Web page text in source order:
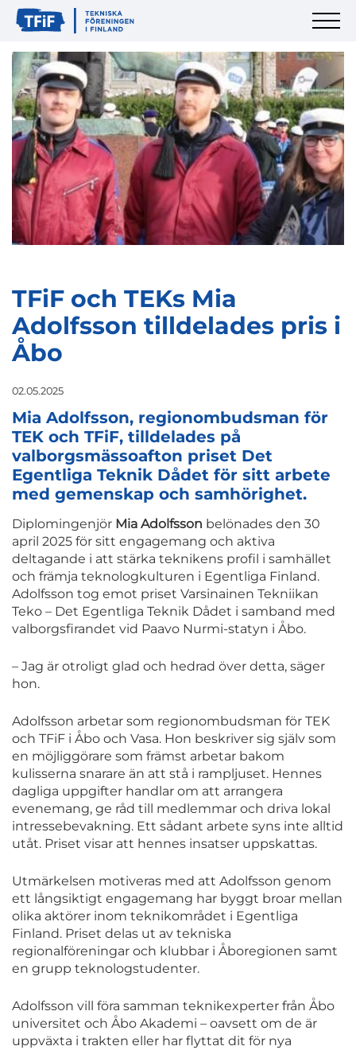
TFiF och TEKs Mia
Adolfsson tilldelades pris i
Åbo
02.05.2025
Mia Adolfsson, regionombudsman för
TEK och TFiF, tilldelades på
valborgsmässoafton priset Det
Egentliga Teknik Dådet för sitt arbete
med gemenskap och samhörighet.
Diplomingenjör Mia Adolfsson belönades den 30
april 2025 för sitt engagemang och aktiva
deltagande i att stärka teknikens profil i samhället
och främja teknologkulturen i Egentliga Finland.
Adolfsson tog emot priset Varsinainen Tekniikan
Teko – Det Egentliga Teknik Dådet i samband med
valborgsfirandet vid Paavo Nurmi-statyn i Åbo.
– Jag är otroligt glad och hedrad över detta, säger
hon.
Adolfsson arbetar som regionombudsman för TEK
och TFiF i Åbo och Vasa. Hon beskriver sig själv som
en möjliggörare som främst arbetar bakom
kulisserna snarare än att stå i rampljuset. Hennes
dagliga uppgifter handlar om att arrangera
evenemang, ge råd till medlemmar och driva lokal
intressebevakning. Ett sådant arbete syns inte alltid
utåt. Priset visar att hennes insatser uppskattas.
Utmärkelsen motiveras med att Adolfsson genom
ett långsiktigt engagemang har byggt broar mellan
olika aktörer inom teknikområdet i Egentliga
Finland. Priset delas ut av tekniska
regionalföreningar och klubbar i Åboregionen samt
en grupp teknologstudenter.
Adolfsson vill föra samman teknikexperter från Åbo
universitet och Åbo Akademi – oavsett om de är
uppväxta i trakten eller har flyttat dit för nya